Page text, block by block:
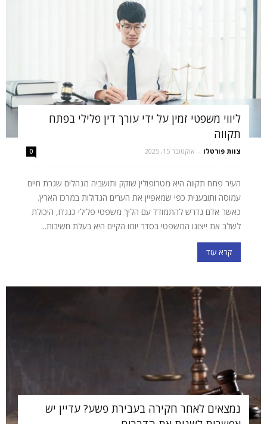
ליווי משפטי זמין על ידי עורך דין פלילי בפתח
תקווה
צוות פורטלו - אוקטובר 15, 2025 0
העיר פתח תקווה היא מטרופולין שוקק ותושביה מנהלים שגרת חיים
עמוסה ותובענית כפי שמאפיין את הערים הגדולות במרכז הארץ.
כאשר אדם נדרש להתמודד עם הליך משפטי פלילי כנגדו, היכולת
לשלב את ייצוגו המשפטי בסדר יומו הקיים היא בעלת חשיבות...
קרא עוד
נמצאים לאחר חקירה בעבירת פשע? עדיין יש